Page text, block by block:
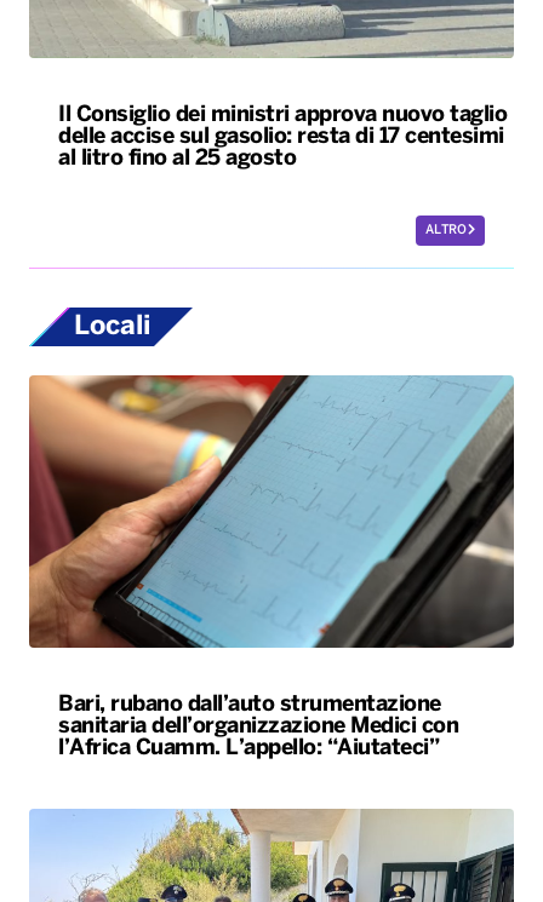
Il Consiglio dei ministri approva nuovo taglio
delle accise sul gasolio: resta di 17 centesimi
al litro fino al 25 agosto
ALTRO
Locali
Bari, rubano dall’auto strumentazione
sanitaria dell’organizzazione Medici con
l’Africa Cuamm. L’appello: “Aiutateci”